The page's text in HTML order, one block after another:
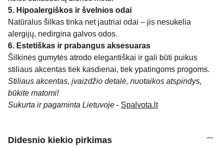
5. Hipoalergiškos ir švelnios odai
Natūralus šilkas tinka net jautriai odai – jis nesukelia
alergijų, nedirgina galvos odos.
6. Estetiškas ir prabangus aksesuaras
Šilkinės gumytės atrodo elegantiškai ir gali būti puikus
stiliaus akcentas tiek kasdienai, tiek ypatingoms progoms.
Stiliaus akcentas, įvaizdžio detalė, nuotaikos atspindys,
būkite matomi!
Sukurta ir pagaminta Lietuvoje - Spalvota.lt
Didesnio kiekio pirkimas